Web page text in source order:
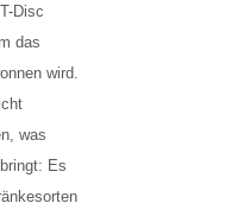
Disc
das
wird.
was
Es